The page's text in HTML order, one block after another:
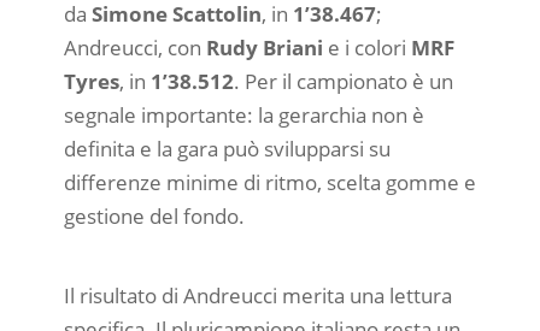
da Simone Scattolin, in 1’38.467;
Andreucci, con Rudy Briani e i colori MRF
Tyres, in 1’38.512. Per il campionato è un
segnale importante: la gerarchia non è
definita e la gara può svilupparsi su
differenze minime di ritmo, scelta gomme e
gestione del fondo.
Il risultato di Andreucci merita una lettura